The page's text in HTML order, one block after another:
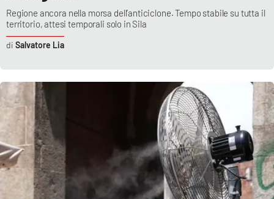
Regione ancora nella morsa dell’anticiclone. Tempo stabile su tutta il
territorio, attesi temporali solo in Sila
Salvatore Lia